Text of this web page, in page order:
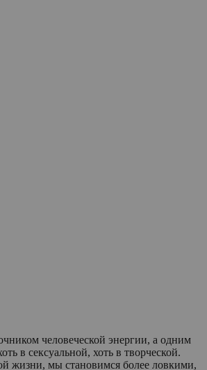
человеческой энергии, а одним
в сексуальной, хоть в творческой.
жизни, мы становимся более ловкими,